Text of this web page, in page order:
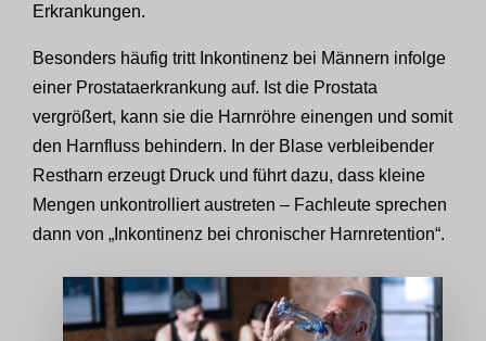
Erkrankungen.
Besonders häufig tritt Inkontinenz bei Männern infolge
einer Prostataerkrankung auf. Ist die Prostata
vergrößert, kann sie die Harnröhre einengen und somit
den Harnfluss behindern. In der Blase verbleibender
Restharn erzeugt Druck und führt dazu, dass kleine
Mengen unkontrolliert austreten – Fachleute sprechen
dann von „Inkontinenz bei chronischer Harnretention“.